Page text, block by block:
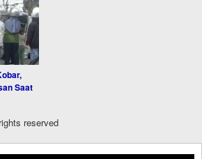
Saat
reserved